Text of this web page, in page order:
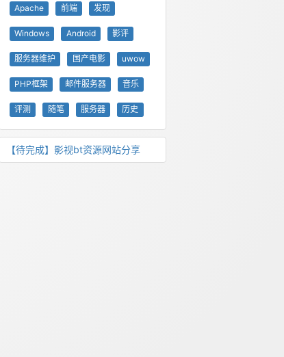
Apache 前端 发现
Windows Android 影评
服务器维护 国产电影 uwow
PHP框架 邮件服务器 音乐
评测 随笔 服务器 历史
【待完成】影视bt资源网站分享